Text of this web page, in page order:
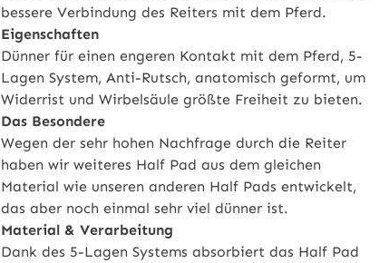
bessere Verbindung des Reiters mit dem Pferd.
Eigenschaften
Dünner für einen engeren Kontakt mit dem Pferd, 5-
Lagen System, Anti-Rutsch, anatomisch geformt, um
Widerrist und Wirbelsäule größte Freiheit zu bieten.
Das Besondere
Wegen der sehr hohen Nachfrage durch die Reiter
haben wir weiteres Half Pad aus dem gleichen
Material wie unseren anderen Half Pads entwickelt,
das aber noch einmal sehr viel dünner ist.
Material & Verarbeitung
Dank des 5-Lagen Systems absorbiert das Half Pad